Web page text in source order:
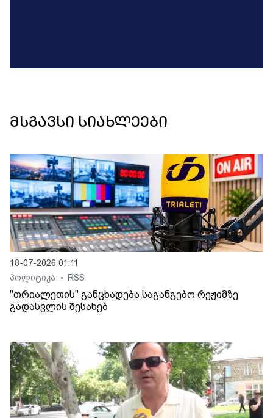
მსგავსი სიახლეები
18-07-2026 01:11
პოლიტიკა
• RSS
"თრიალეთის" განცხადება საგანგებო რეჟიმზე
გადასვლის შესახებ